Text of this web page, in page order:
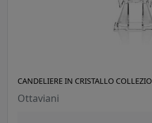
CANDELIERE IN CRISTALLO
Ottaviani